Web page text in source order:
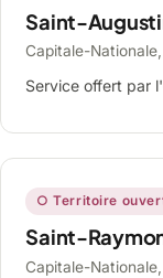
Saint-
Capitale-Nationale,
Service offert par
○ Territoire
Saint-
Capitale-Nationale,